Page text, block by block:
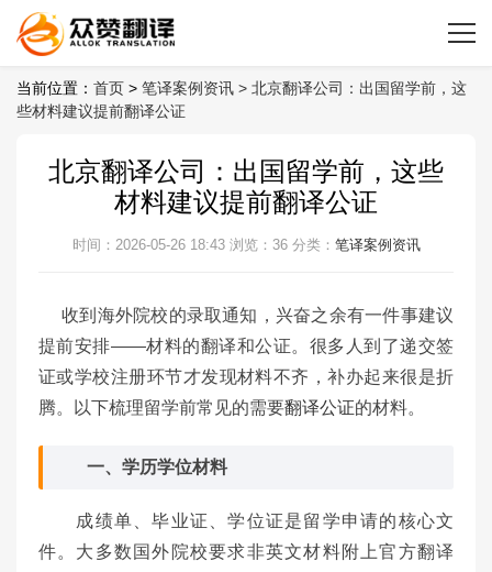
当前位置： 首页 > 笔译案例资讯 > 北京翻译公司：出国留学前，这
些材料建议提前翻译公证
北京翻译公司：出国留学前，这些
材料建议提前翻译公证
时间：2026-05-26 18:43浏览：36 分类： 笔译案例资讯
收到海外院校的录取通知，兴奋之余有一件事建议
提前安排——材料的翻译和公证。很多人到了递交签
证或学校注册环节才发现材料不齐，补办起来很是折
腾。以下梳理留学前常见的需要翻译公证的材料。
一、学历学位材料
成绩单、毕业证、学位证是留学申请的核心文
件。大多数国外院校要求非英文材料附上官方翻译